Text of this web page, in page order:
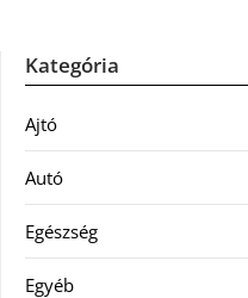
Kategória
Ajtó
Autó
Egészség
Egyéb